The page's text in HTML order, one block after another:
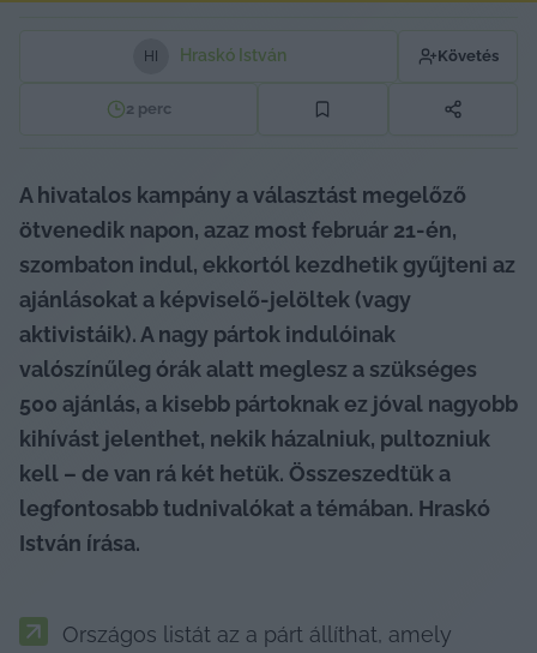
HI Hraskó István Követés
2perc
A hivatalos kampány a választást megelőző
ötvenedik napon, azaz most február 21-én,
szombaton indul, ekkortól kezdhetik gyűjteni az
ajánlásokat a képviselő-jelöltek (vagy
aktivistáik). A nagy pártok indulóinak
valószínűleg órák alatt meglesz a szükséges
500 ajánlás, a kisebb pártoknak ez jóval nagyobb
kihívást jelenthet, nekik házalniuk, pultozniuk
kell – de van rá két hetük. Összeszedtük a
legfontosabb tudnivalókat a témában. Hraskó
István írása.
Országos listát az a párt állíthat, amely